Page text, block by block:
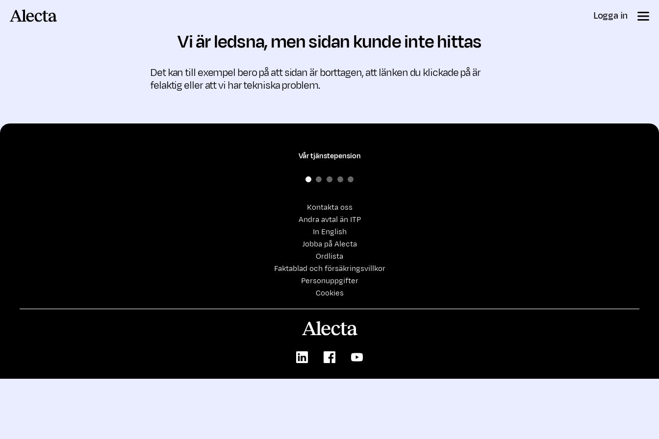
Logga in
Vi är ledsna, men sidan kunde inte hittas
Det kan till exempel bero på att sidan är borttagen, att länken du klickade på är
felaktig eller att vi har tekniska problem.
Kontakta oss
Andra avtal än ITP
In English
Jobba på Alecta
Ordlista
Faktablad och försäkringsvillkor
Personuppgifter
Cookies
Vår tjänstepension
LinkedIn FacebookYoutube
Alecta